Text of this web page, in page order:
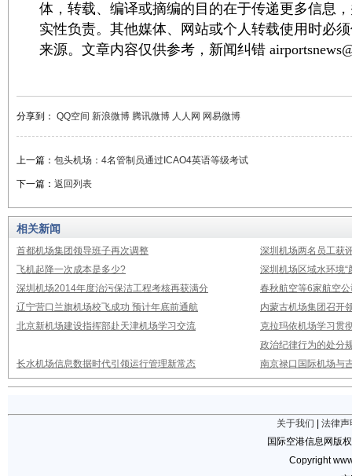
体，转载、编译或摘编的目的在于传递更多信息
实性负责。其他媒体、网站或个人转载使用时必
来源。文章内容仅供参考，新闻纠错
分享到： QQ空间 新浪微博 腾讯微博 人人网 网易微博
上一篇： 包头机场：4名管制员通过ICAO4英语等级考试
下一篇： 返回列表
相关新闻
首都机场集团领导班子再次调整
深圳机场两名员工获
飞机起降一次成本是多少?
深圳机场区域水环境“
深圳机场2014年度治污保洁工程考核再获满分
春秋航空等6家航空
辽宁营口兰旗机场校飞成功 预计年底前通航
内蒙古机场集团召开
北京新机场建设指挥部赴天津机场学习交流
克拉玛依机场学习贯
政治纪律行为的处分
长水机场信息数据时代引领运行管理新常态
南京禄口国际机场与
关于我们
法律声
国际空港信息网版
Copyright